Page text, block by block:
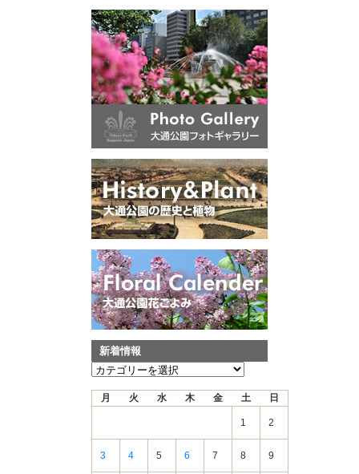
新着情報
新
月 火 水 木 金 土 日
1 2
3 4 5 6 7 8 9